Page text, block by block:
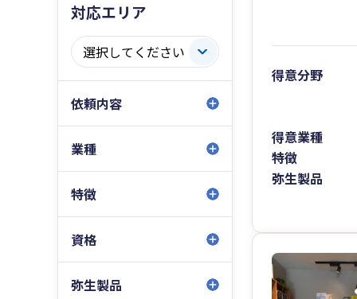
対応エリア
依頼内容
業種
特徴
資格
弥生製品
得意分野
得意業種
特徴
弥生製品